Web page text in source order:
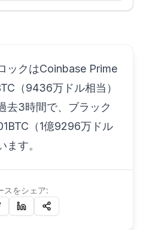
ックはCoinbase Prime
（9436万ドル相当）
去3時間で、ブラック
（1億9296万ドル
す。
スをシェア: